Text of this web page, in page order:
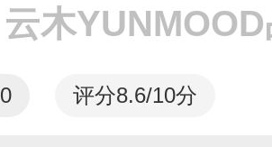
上海、杭州、宁
云木
0 评分8.6/10分